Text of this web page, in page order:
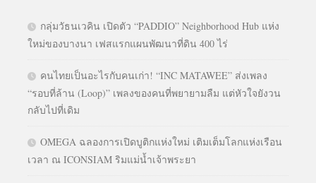
กลุ่มวัธนเวคิน เปิดตัว “PADDIO” Neighborhood Hub แห่ง
ใหม่ของบางนา เฟสแรกแผนพัฒนาที่ดิน 400 ไร่
คนไทยเป็นอะไรกับคนเก่า! “INC MATAWEE” ส่งเพลง
“รอบที่ล้าน (Loop)” เพลงของคนที่พยายามลืม แต่หัวใจยังวน
กลับไปที่เดิม
OMEGA ฉลองการเปิดบูติกแห่งใหม่ เติมเต็มโลกแห่งเรือน
เวลา ณ ICONSIAM ริมแม่น้ำเจ้าพระยา